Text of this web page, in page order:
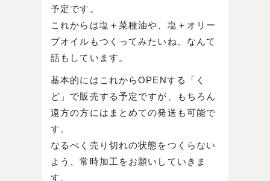
予定です。
これからは塩＋菜種油や、塩＋オリー
ブオイルもつくってみたいね、なんて
話もしています。
基本的にはこれからOPENする「く
ど」で販売する予定ですが、もちろん
遠方の方にはまとめての発送も可能で
す。
なるべく売り切れの状態をつくらない
よう、常時加工をお願いしていきま
す。